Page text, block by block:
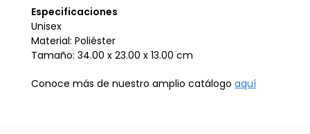
Especificaciones
Unisex
Material: Poliéster
Tamaño: 34.00 x 23.00 x 13.00 cm
Conoce más de nuestro amplio catálogo aquí